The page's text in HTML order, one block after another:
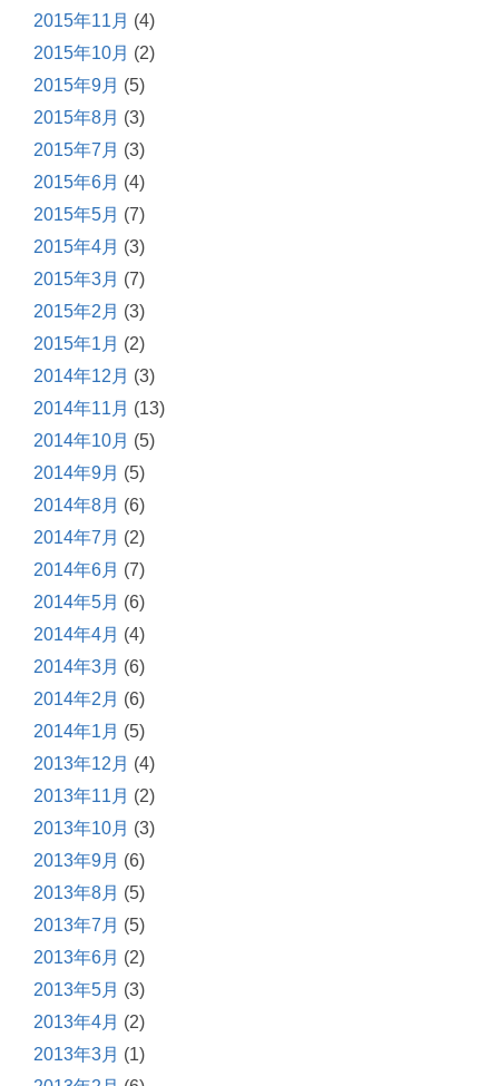
2015年11月 (4)
2015年10月 (2)
2015年9月 (5)
2015年8月 (3)
2015年7月 (3)
2015年6月 (4)
2015年5月 (7)
2015年4月 (3)
2015年3月 (7)
2015年2月 (3)
2015年1月 (2)
2014年12月 (3)
2014年11月 (13)
2014年10月 (5)
2014年9月 (5)
2014年8月 (6)
2014年7月 (2)
2014年6月 (7)
2014年5月 (6)
2014年4月 (4)
2014年3月 (6)
2014年2月 (6)
2014年1月 (5)
2013年12月 (4)
2013年11月 (2)
2013年10月 (3)
2013年9月 (6)
2013年8月 (5)
2013年7月 (5)
2013年6月 (2)
2013年5月 (3)
2013年4月 (2)
2013年3月 (1)